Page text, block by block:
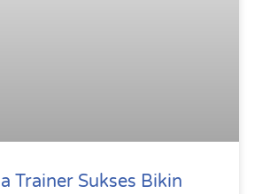
Trainer Sukses Bikin